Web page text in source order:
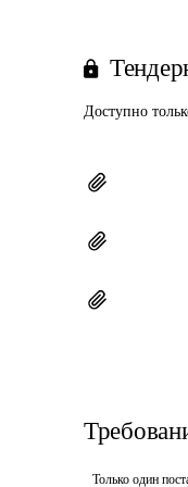
Доступно
Только один